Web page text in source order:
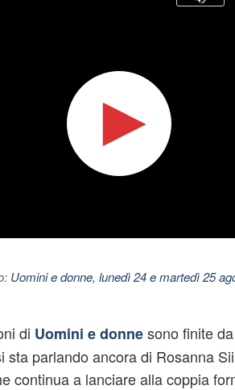
Uomini e donne, lunedì 24 e martedì 25
di Uomini e donnesono finite
sta parlando ancora di Rosanna
continua a lanciare alla coppia